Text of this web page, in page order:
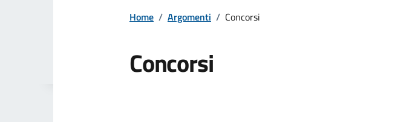
Home / Argomenti / Concorsi
Concorsi